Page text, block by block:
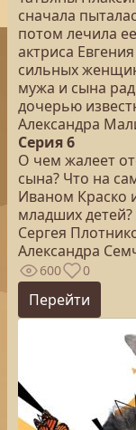
сначала
потом лечила
актриса
сильных
мужа и сына
дочерью
Александра
Серия 6
О чем жалеет
сына? Что на
Иваном Краско
младших детей?
Сергея
Александра
600 0
Перейти